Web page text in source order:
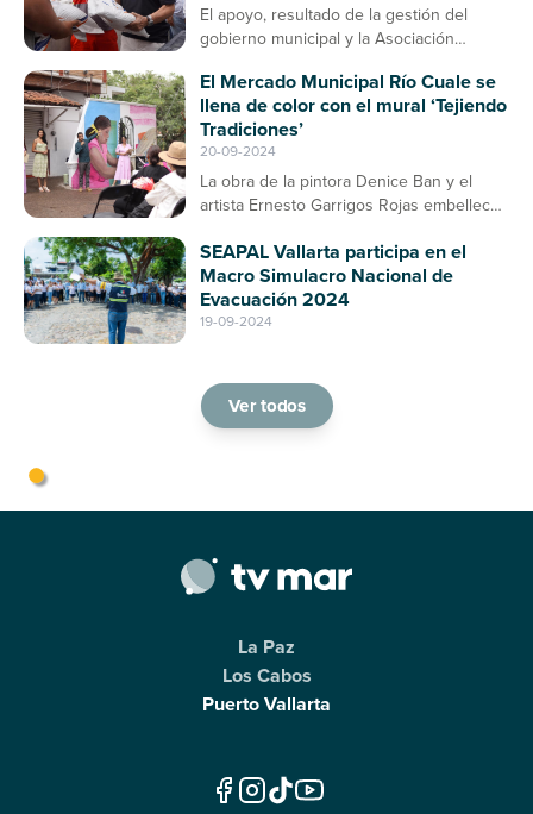
El apoyo, resultado de la gestión del
gobierno municipal y la Asociación
enfermedades en el ganado bovino
El Mercado Municipal Río Cuale se
llena de color con el mural ‘Tejiendo
Tradiciones’
20-09-2024
La obra de la pintora Denice Ban y el
artista Ernesto Garrigos Rojas embellece
como un espacio de arte y cultura en
Puerto Vallarta
SEAPAL Vallarta participa en el
Macro Simulacro Nacional de
Evacuación 2024
19-09-2024
Ver todos
La Paz
Los Cabos
Puerto Vallarta